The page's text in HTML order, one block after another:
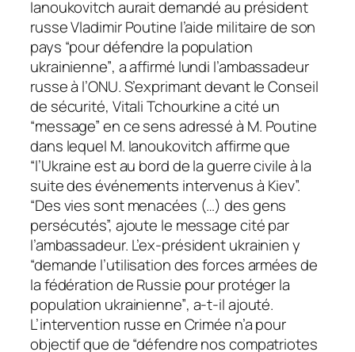
Ianoukovitch aurait demandé au président
russe Vladimir Poutine l’aide militaire de son
pays “pour défendre la population
ukrainienne”, a affirmé lundi l’ambassadeur
russe à l’ONU. S’exprimant devant le Conseil
de sécurité, Vitali Tchourkine a cité un
“message” en ce sens adressé à M. Poutine
dans lequel M. Ianoukovitch affirme que
“l’Ukraine est au bord de la guerre civile à la
suite des événements intervenus à Kiev”.
“Des vies sont menacées (…) des gens
persécutés”, ajoute le message cité par
l’ambassadeur. L’ex-président ukrainien y
“demande l’utilisation des forces armées de
la fédération de Russie pour protéger la
population ukrainienne”, a-t-il ajouté.
L’intervention russe en Crimée n’a pour
objectif que de “défendre nos compatriotes